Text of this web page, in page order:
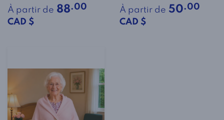
À partir de 88.00
CAD $
À partir de 50.00
CAD $